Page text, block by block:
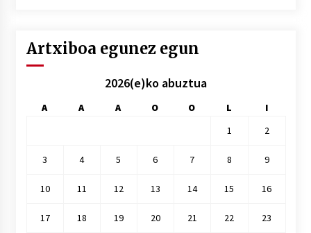
Artxiboa egunez egun
2026(e)ko abuztua
A A A O O L
I
1
2
3 4 5 6 7 8 9
10 11 12 13 14 15 16
17 18 19 20 21 22 23